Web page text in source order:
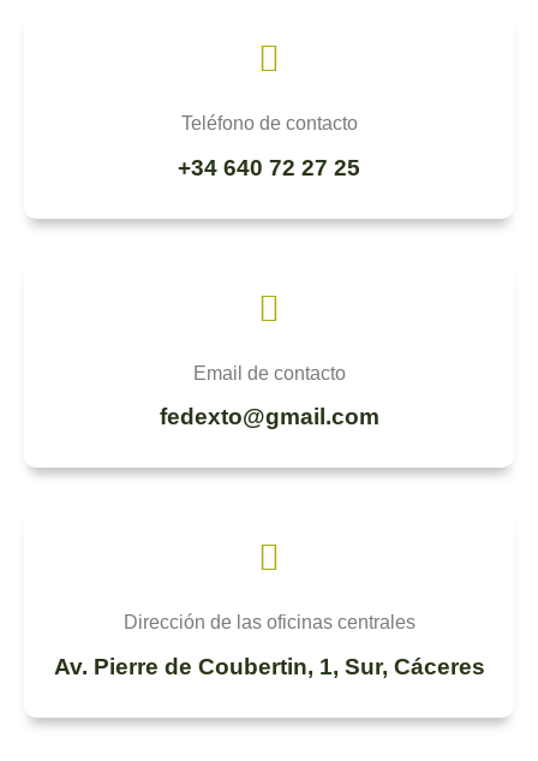
Teléfono de contacto
+34 640 72 27 25
Email de contacto
fedexto@gmail.com
Dirección de las oficinas centrales
Av. Pierre de Coubertin, 1, Sur, Cáceres